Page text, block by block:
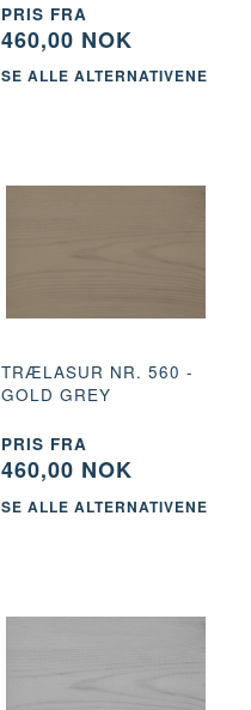
PRIS FRA
460,00 NOK
SE ALLE ALTERNATIVENE
TRÆLASUR NR. 560 -
GOLD GREY
PRIS FRA
460,00 NOK
SE ALLE ALTERNATIVENE